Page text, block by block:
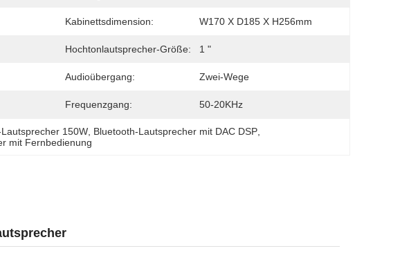
Kabinettsdimension: W170 X D185 X H256mm
Hochtonlautsprecher-Größe: 1 "
Audioübergang: Zwei-Wege
Frequenzgang: 50-20KHz
150W Bluetooth-Lautsprecher mit DAC DSP
mit Fernbedienung